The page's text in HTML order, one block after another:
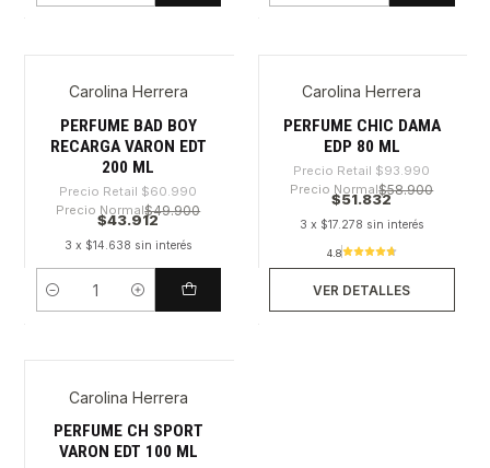
-28%
Nuevo
Carolina Herrera
PERFUME BAD BOY
RECARGA VARON EDT
200 ML
Precio Retail $60.990
Precio Normal$49.900
$43.912
3 x $14.638 sin interés
Cantidad
-44%
Agotado
Carolina Herrera
PERFUME CHIC DAMA
EDP 80 ML
Precio Retail $93.990
Precio Normal$58.900
$51.832
3 x $17.278 sin interés
4.8
VER DETALLES
-33%
Agotado
Carolina Herrera
PERFUME CH SPORT
VARON EDT 100 ML